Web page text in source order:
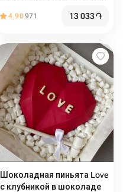
4.90971 13 033֏
Шоколадная пиньята Love
с клубникой в шоколаде